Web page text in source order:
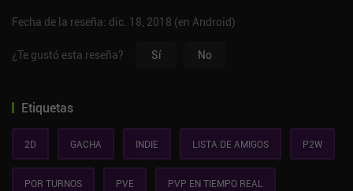
Fecha de la reseña: dic. 18, 2018 (en Android)
¿Te gustó esta reseña? Sí No
Etiquetas
2D GACHA INDIE LISTA DE AMIGOS P2W
POR TURNOS PVE PVP EN TIEMPO REAL